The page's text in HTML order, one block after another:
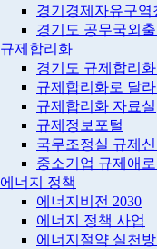
경기경제자유구역
경기도 공무국외
규제합리화
경기도 규제합리화
규제합리화로 달
규제합리화 자료실
규제정보포털
국무조정실 규제
중소기업 규제애
에너지 정책
에너지비전 2030
에너지 정책 사업
에너지절약 실천